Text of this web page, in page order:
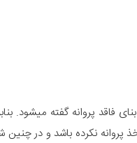
فاقد پروانه گفته میشود.
پروانه نکرده باشد و در